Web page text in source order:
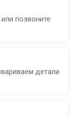
позвоните
детали